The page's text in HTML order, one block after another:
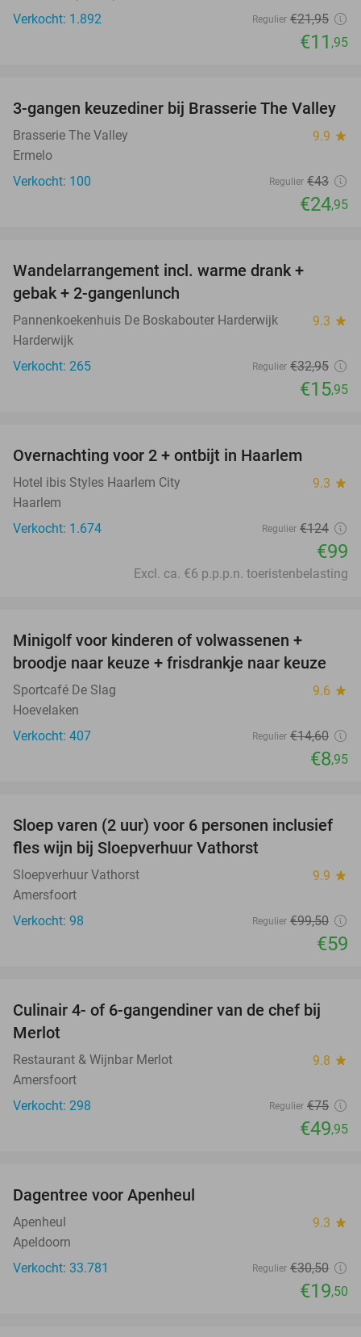
Verkocht: 1.892
Regulier €21,95
€11 ,95
42%
3-gangen keuzediner bij Brasserie The Valley
Brasserie The Valley 9.9 star
Ermelo
Verkocht: 100
Regulier €43
€24,95
Wandelarrangement incl. warme drank +
gebak + 2-gangenlunch
Pannenkoekenhuis De Boskabouter Harderwijk 9.3 star
Harderwijk
Verkocht: 265
Regulier €32,95
€15,95
Overnachting voor 2 + ontbijt in Haarlem
Hotel ibis Styles Haarlem City 9.3 star
Haarlem
Verkocht: 1.674
Regulier €124
€99
Excl. ca. €6 p.p.p.n. toeristenbelasting
Minigolf voor kinderen of volwassenen +
broodje naar keuze + frisdrankje naar keuze
Sportcafé De Slag 9.6 star
Hoevelaken
Verkocht: 407
Regulier €14,60
€8,95
41%
Sloep varen (2 uur) voor 6 personen inclusief
fles wijn bij Sloepverhuur Vathorst
Sloepverhuur Vathorst 9.9 star
Amersfoort
Verkocht: 98
Regulier €99,50
€59
33%
Culinair 4- of 6-gangendiner van de chef bij
Merlot
Restaurant & Wijnbar Merlot 9.8 star
Amersfoort
Verkocht: 298
Regulier €75
€49,95
Dagentree voor Apenheul
Apenheul 9.3 star
Apeldoorn
Verkocht: 33.781
Regulier €30,50
€19,50